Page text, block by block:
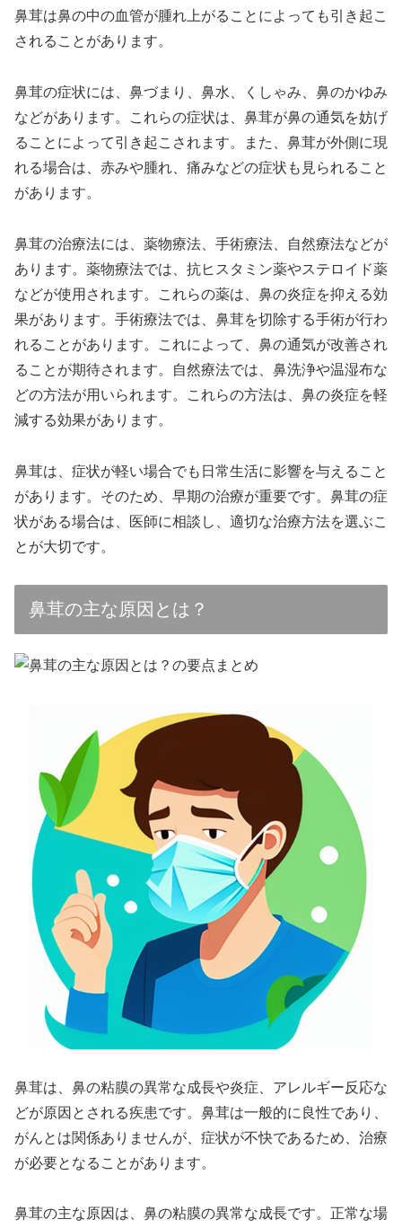
鼻茸は鼻の中の血管が腫れ上がることによっても引き起こ
されることがあります。
鼻茸の症状には、鼻づまり、鼻水、くしゃみ、鼻のかゆみ
などがあります。これらの症状は、鼻茸が鼻の通気を妨げ
ることによって引き起こされます。また、鼻茸が外側に現
れる場合は、赤みや腫れ、痛みなどの症状も見られること
があります。
鼻茸の治療法には、薬物療法、手術療法、自然療法などが
あります。薬物療法では、抗ヒスタミン薬やステロイド薬
などが使用されます。これらの薬は、鼻の炎症を抑える効
果があります。手術療法では、鼻茸を切除する手術が行わ
れることがあります。これによって、鼻の通気が改善され
ることが期待されます。自然療法では、鼻洗浄や温湿布な
どの方法が用いられます。これらの方法は、鼻の炎症を軽
減する効果があります。
鼻茸は、症状が軽い場合でも日常生活に影響を与えること
があります。そのため、早期の治療が重要です。鼻茸の症
状がある場合は、医師に相談し、適切な治療方法を選ぶこ
とが大切です。
鼻茸の主な原因とは？
鼻茸は、鼻の粘膜の異常な成長や炎症、アレルギー反応な
どが原因とされる疾患です。鼻茸は一般的に良性であり、
がんとは関係ありませんが、症状が不快であるため、治療
が必要となることがあります。
鼻茸の主な原因は、鼻の粘膜の異常な成長です。正常な場